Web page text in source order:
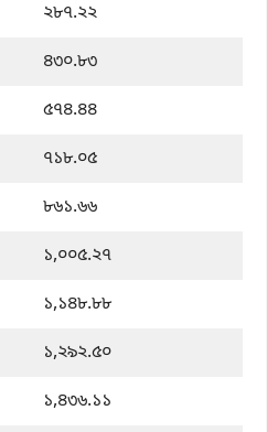
২৮৭.২২
৪৩০.৮৩
৫৭৪.৪৪
৭১৮.০৫
৮৬১.৬৬
১,০০৫.২৭
১,১৪৮.৮৮
১,২৯২.৫০
১,৪৩৬.১১